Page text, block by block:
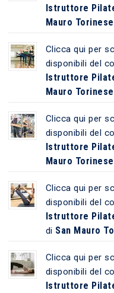
Istruttore
Mauro Torinese
Clicca qui per
disponibili del
Istruttore
Mauro Torinese
Clicca qui per
disponibili del
Istruttore
Mauro Torinese
Clicca qui per
disponibili del
Istruttore
di San Mauro
Clicca qui per
disponibili del
Istruttore